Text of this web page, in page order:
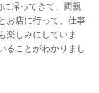
帰ってきて、両親
お店に行って、仕事
楽しみにしていま
ることがわかりまし